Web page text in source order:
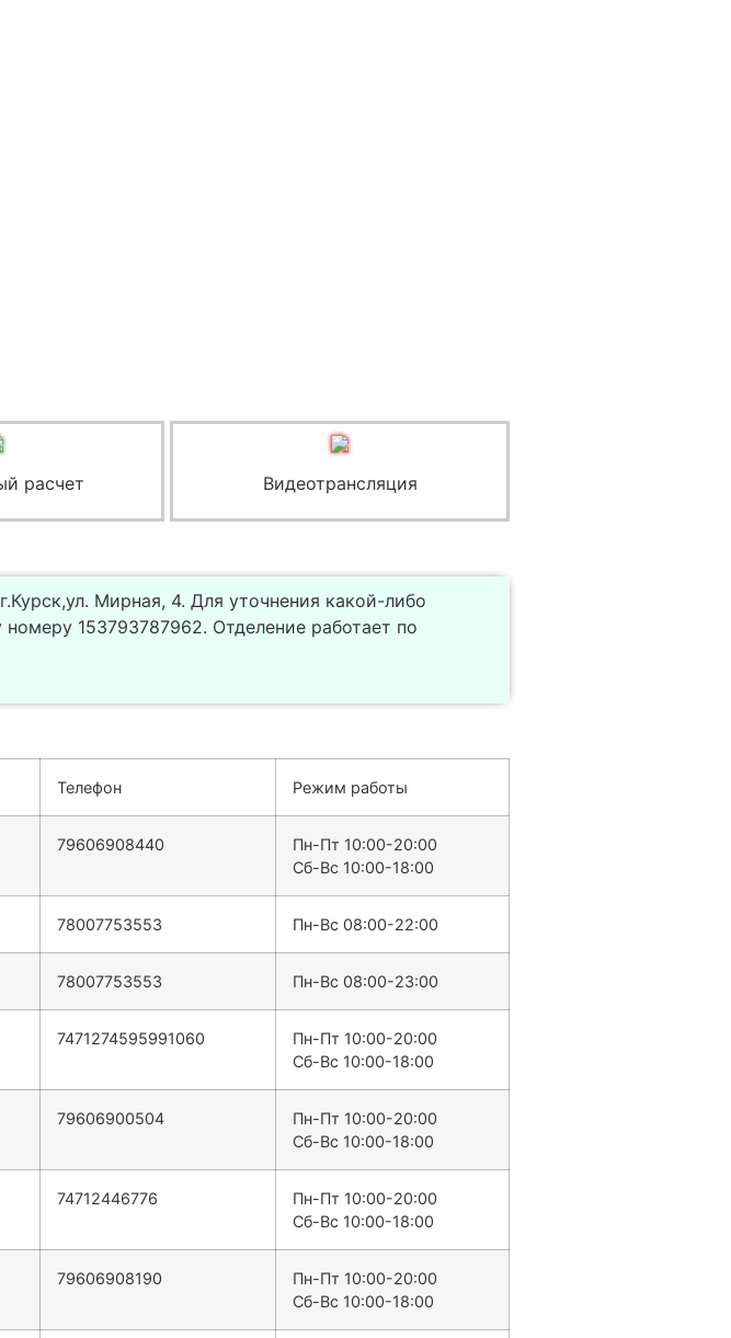
расчет Видеотрансляция
Мирная, 4. Для уточнения какой-либо
153793787962. Отделение работает по
Телефон Режим работы
79606908440
Пн-Пт 10:00-20:00
Сб-Вс 10:00-18:00
78007753553 Пн-Вс 08:00-22:00
78007753553 Пн-Вс 08:00-23:00
7471274595991060
Пн-Пт 10:00-20:00
Сб-Вс 10:00-18:00
79606900504
Пн-Пт 10:00-20:00
Сб-Вс 10:00-18:00
74712446776
Пн-Пт 10:00-20:00
Сб-Вс 10:00-18:00
79606908190
Пн-Пт 10:00-20:00
Сб-Вс 10:00-18:00